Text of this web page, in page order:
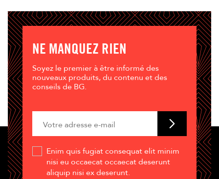
NE MANQUEZ RIEN
Soyez le premier à être informé des
nouveaux produits, du contenu et des
conseils de BG.
Enim quis fugiat consequat elit minim
nisi eu occaecat occaecat deserunt
aliquip nisi ex deserunt.